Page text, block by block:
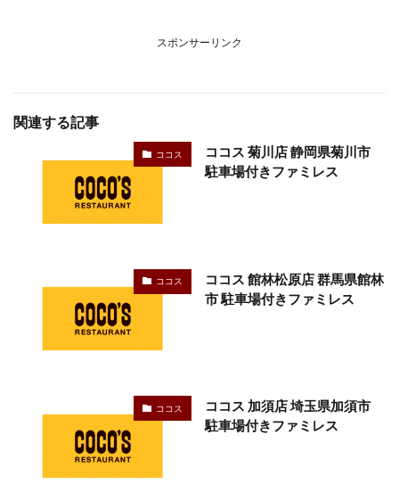
スポンサーリンク
関連する記事
ココス
ココス 菊川店 静岡県菊川市
駐車場付きファミレス
ココス
ココス 館林松原店 群馬県館林
市 駐車場付きファミレス
ココス
ココス 加須店 埼玉県加須市
駐車場付きファミレス